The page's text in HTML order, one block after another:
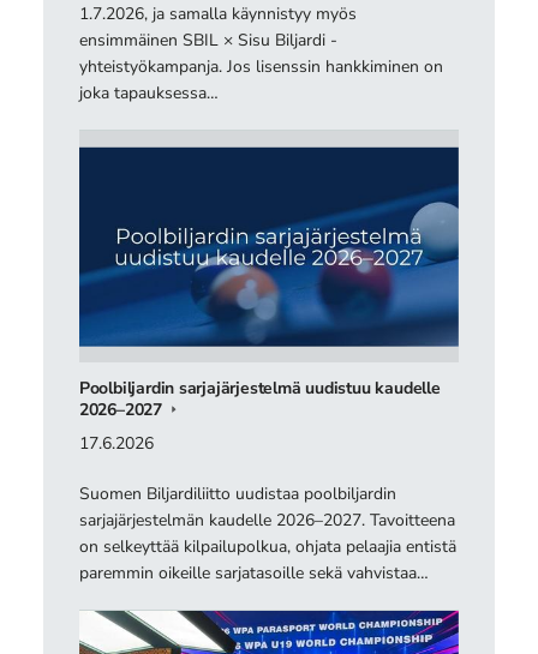
1.7.2026, ja samalla käynnistyy myös
ensimmäinen SBIL × Sisu Biljardi -
yhteistyökampanja. Jos lisenssin hankkiminen on
joka tapauksessa…
Poolbiljardin sarjajärjestelmä uudistuu kaudelle
2026–2027
17.6.2026
Suomen Biljardiliitto uudistaa poolbiljardin
sarjajärjestelmän kaudelle 2026–2027. Tavoitteena
on selkeyttää kilpailupolkua, ohjata pelaajia entistä
paremmin oikeille sarjatasoille sekä vahvistaa…